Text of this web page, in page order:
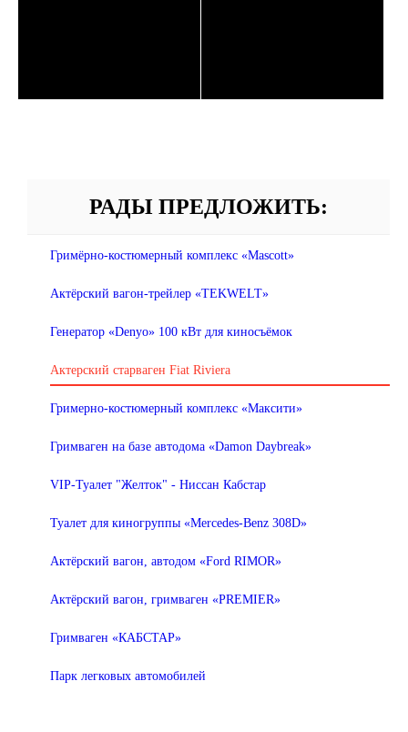
РАДЫ ПРЕДЛОЖИТЬ:
Гримёрно-костюмерный комплекс «Mascott»
Актёрский вагон-трейлер «TEKWELT»
Генератор «Denyo» 100 кВт для киносъёмок
Актерский старваген Fiat Riviera
Гримерно-костюмерный комплекс «Максити»
Гримваген на базе автодома «Damon Daybreak»
VIP-Туалет "Желток" - Ниссан Кабстар
Туалет для киногруппы «Mercedes-Benz 308D»
Актёрский вагон, автодом «Ford RIMOR»
Актёрский вагон, гримваген «PREMIER»
Гримваген «КАБСТАР»
Парк легковых автомобилей